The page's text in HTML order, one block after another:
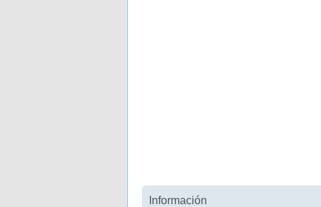
Información